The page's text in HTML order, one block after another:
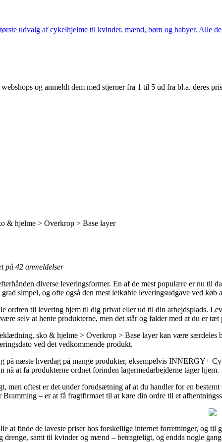
udvalg af cykelhjelme til kvinder, mænd, børn og babyer. Alle
og anmeldt dem med stjerner fra 1 til 5 ud fra bl.a. deres
& hjelme > Overkrop > Base layer
på 42 anmeldelser
diverse leveringsformer. En af de mest populære er nu til
simpel, og ofte også den mest letkøbte leveringsudgave ved
ordren til levering hjem til dig privat eller ud til din arbejdsplads.
selv at hente produkterne, men det står og falder med at du er tæt
sko & hjelme > Overkrop > Base layer kan være særdeles
ved det vedkommende produkt.
på næste hverdag på mange produkter, eksempelvis INNERGY+
nå at få produkterne ordnet forinden lagermedarbejderne tager hjem.
men oftest er det under forudsætning af at du handler for en
– er at få fragtfirmaet til at køre din ordre til et
at finde de laveste priser hos forskellige internet forretninger, og
samt til kvinder og mænd – betragteligt, og endda nogle